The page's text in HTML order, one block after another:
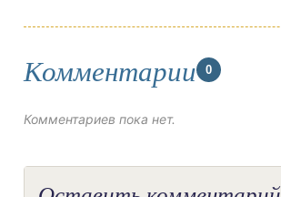
Комментарии 0
Комментариев пока нет.